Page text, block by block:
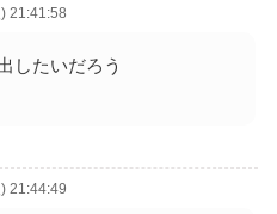
21:41:58
したいだろう
21:44:49